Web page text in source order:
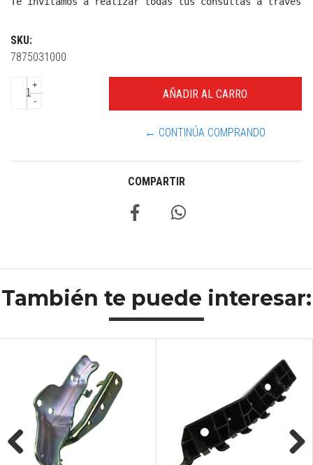
SKU:
7875031000
+
-
← CONTINÚA COMPRANDO
COMPARTIR
También te puede interesar: